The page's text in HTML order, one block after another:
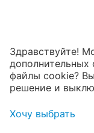
Здравствуйте!
файлы cookie?
решение и
Хочу выбрать